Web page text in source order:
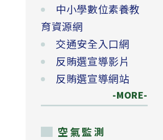
中小學數位素養教
育資源網
交通安全入口網
反賄選宣導影片
反賄選宣導網站
-MORE-
空氣監測